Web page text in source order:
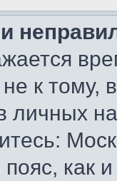
к тому,
личных
как